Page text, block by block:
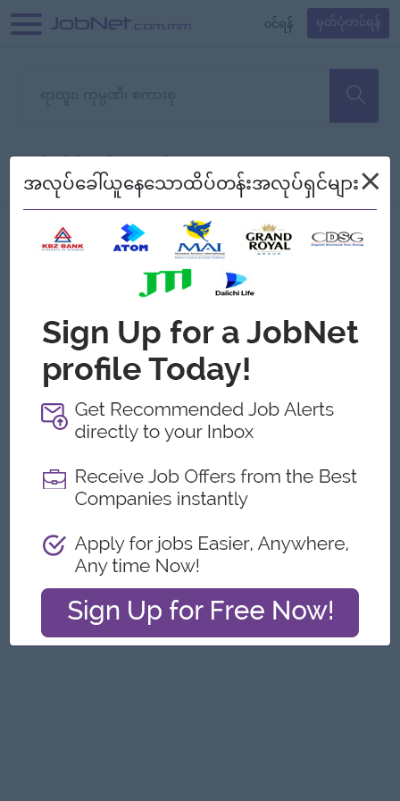
၀င်ရန် မှတ်ပုံတင်ရန်
သော အလုပ်မရှိသေးပါ။
စစ်ရန် စဉ်၍ကြည့်မည်
Myanmar
အလုပ်ခေါ်ယူနေသောထိပ်တန်းအလုပ်ရှင်များ×